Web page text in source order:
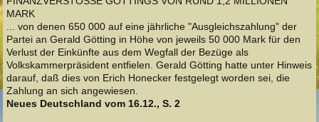
MARK
... von denen 650 000 auf eine jährliche "Ausgleichszahlung" der
Partei an Gerald Götting in Höhe von jeweils 50 000 Mark für den
Verlust der Einkünfte aus dem Wegfall der Bezüge als
Volkskammerpräsident entfielen. Gerald Götting hatte unter Hinweis
darauf, daß dies von Erich Honecker festgelegt worden sei, die
Zahlung an sich angewiesen.
Neues Deutschland vom 16.12., S. 2